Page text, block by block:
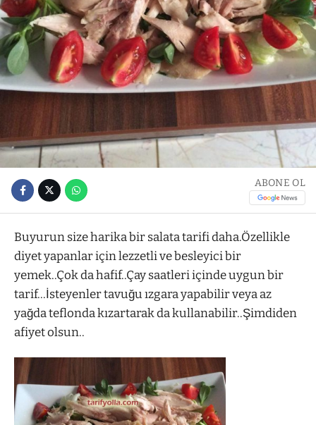
ABONE OL
Buyurun size harika bir salata tarifi daha.Özellikle
diyet yapanlar için lezzetli ve besleyici bir
yemek..Çok da hafif..Çay saatleri içinde uygun bir
tarif…İsteyenler tavuğu ızgara yapabilir veya az
yağda teflonda kızartarak da kullanabilir..Şimdiden
afiyet olsun..